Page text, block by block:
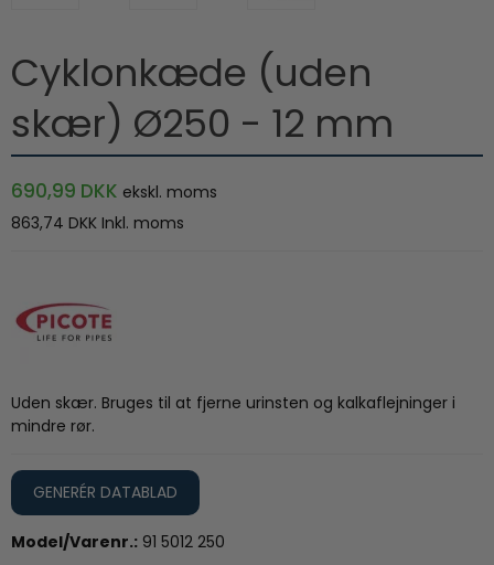
Cyklonkæde (uden
skær) Ø250 - 12 mm
690,99 DKK ekskl. moms
863,74 DKK Inkl. moms
Uden skær. Bruges til at fjerne urinsten og kalkaflejninger i
mindre rør.
GENERÉR DATABLAD
Model/Varenr.: 91 5012 250